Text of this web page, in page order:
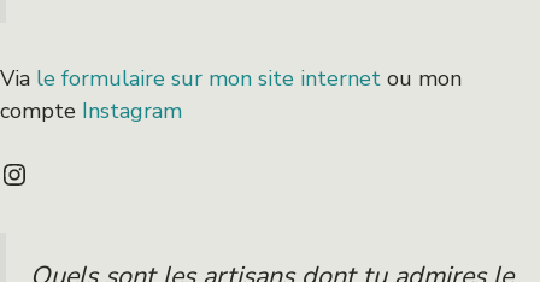
Via le formulaire sur mon site internet ou mon
compte Instagram
Instagram